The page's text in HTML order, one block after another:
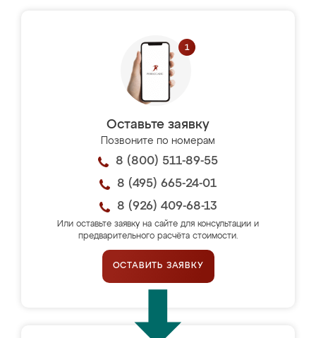
Оставьте заявку
Позвоните по номерам
8 (800) 511-89-55
8 (495) 665-24-01
8 (926) 409-68-13
Или оставьте заявку на сайте для консультации и
предварительного расчёта стоимости.
ОСТАВИТЬ ЗАЯВКУ